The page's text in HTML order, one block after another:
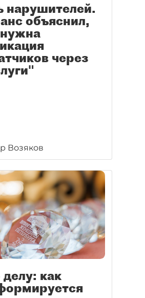
нарушителей.
объяснил,
через
Возяков
как